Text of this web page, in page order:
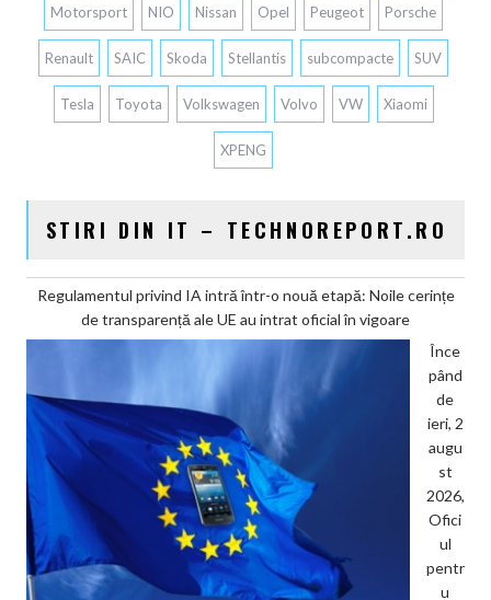
Motorsport NIO Nissan Opel Peugeot Porsche
Renault SAIC Skoda Stellantis subcompacte SUV
Tesla Toyota Volkswagen Volvo VW Xiaomi
XPENG
STIRI DIN IT – TECHNOREPORT.RO
Regulamentul privind IA intră într-o nouă etapă: Noile cerințe
de transparență ale UE au intrat oficial în vigoare
Înce
pând
de
ieri, 2
augu
st
2026,
Ofici
ul
pentr
u